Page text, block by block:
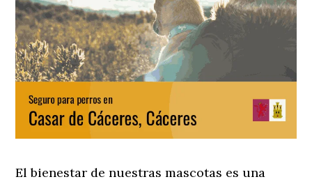
El bienestar de nuestras mascotas es una